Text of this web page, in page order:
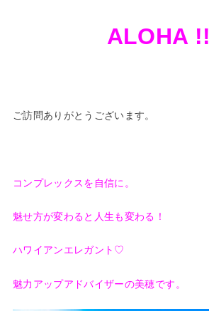
ALOHA !!
ご訪問ありがとうございます。
コンプレックスを自信に。
魅せ方が変わると人生も変わる！
ハワイアンエレガント♡
魅力アップアドバイザーの美穂です。